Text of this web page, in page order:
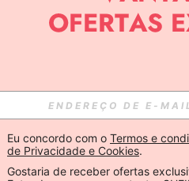
RECEBER NOTÍCIAS SOBRE SHEIN.
Eu concordo com o Termos e
de Privacidade e Cookies.
Gostaria de receber ofertas